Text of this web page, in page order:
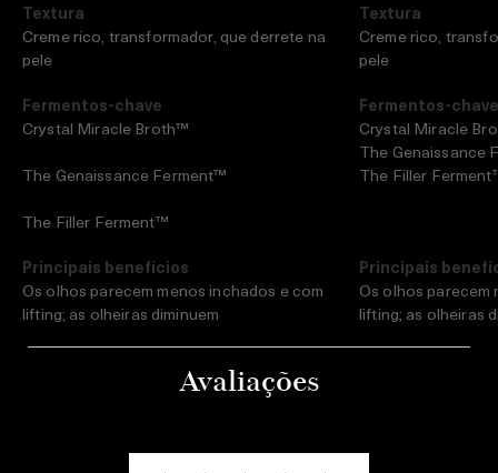
Textura
Creme rico, transformador, que derrete na
pele
Fermentos-chave
Crystal Miracle Broth™
The Genaissance Ferment™
The Filler Ferment™
Principais benefícios
Os olhos parecem menos inchados e com
lifting; as olheiras diminuem
abaixo dos olhos, são visivelmente
Textura
Creme rico,
pele
Fermentos-chave
Crystal Miracle
The Genaissance
The Filler
Principais
Os olhos parecem
lifting; as olheiras
Avaliações